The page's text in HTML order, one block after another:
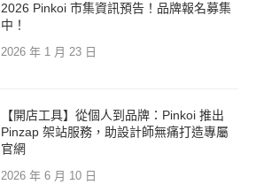
2026 Pinkoi 市集資訊預告！品牌報名募集
中！
2026 年 1 月 23 日
【開店工具】從個人到品牌：Pinkoi 推出
Pinzap 架站服務，助設計師無痛打造專屬
官網
2026 年 6 月 10 日